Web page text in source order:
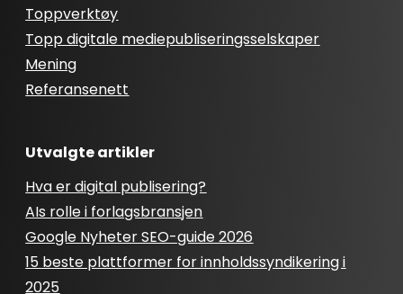
Toppverktøy
Topp digitale mediepubliseringsselskaper
Mening
Referansenett
Utvalgte artikler
Hva er digital publisering?
AIs rolle i forlagsbransjen
Google Nyheter SEO-guide 2026
15 beste plattformer for innholdssyndikering i
2025